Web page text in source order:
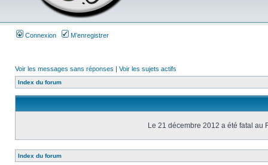
Connexion M’enregistrer
Voir les messages sans réponses | Voir les sujets actifs
Index du forum
Le 21 décembre 2012 a été fatal au
Index du forum